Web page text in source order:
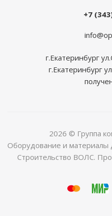
+7
г.Екатеринбург
г.Екатеринбург
2026 © Группа
Оборудование и материалы
Строительство ВОЛС.